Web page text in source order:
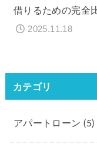
借りるための完全
2025.11.18
カテゴリ
アパートローン(5)